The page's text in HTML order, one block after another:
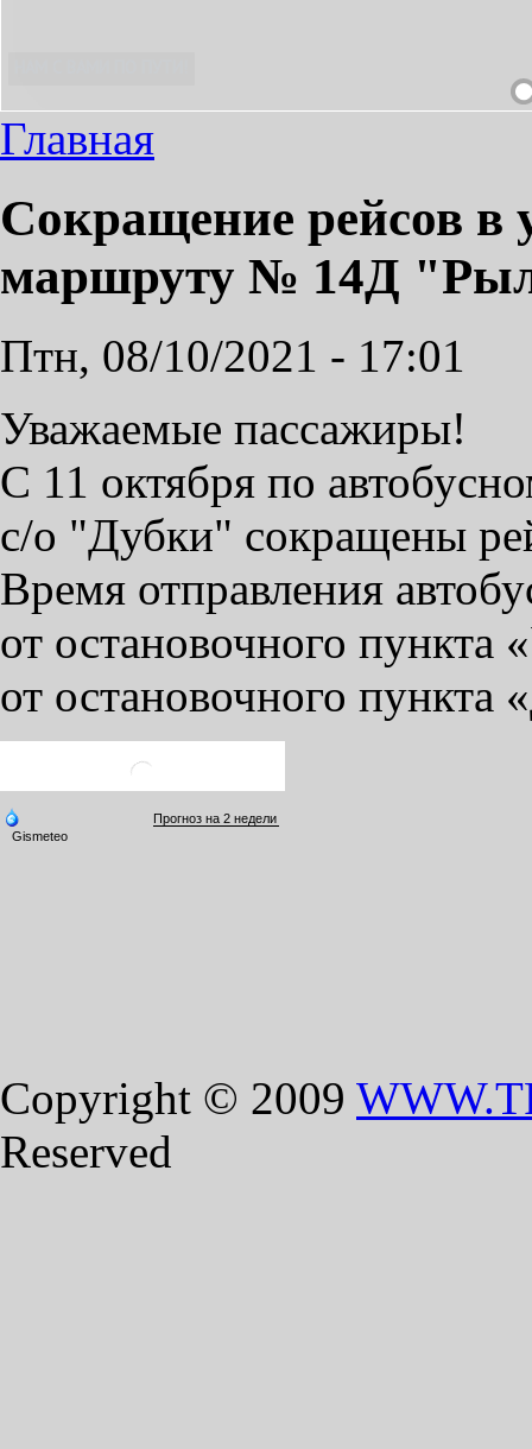
Главная
Сокращение рейсов в
маршруту № 14Д
Птн, 08/10/2021 - 17:01
Уважаемые пассажиры!
С 11 октября по
с/о "Дубки" сокращены
Время отправления
от остановочного
от остановочного
Copyright © 2009
Reserved